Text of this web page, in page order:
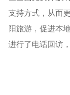
支持方式，从而
阳旅游，促进本
进行了电话回访